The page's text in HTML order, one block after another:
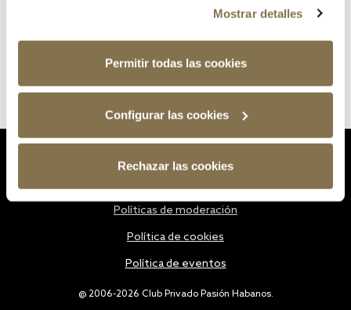
Mostrar detalles
Permitir todas las cookies
Configurar las cookies
Rechazar las cookies
@ 2006-2026 Club Privado Pasión Habanos.
Políticas de moderación
Política de cookies
Política de eventos